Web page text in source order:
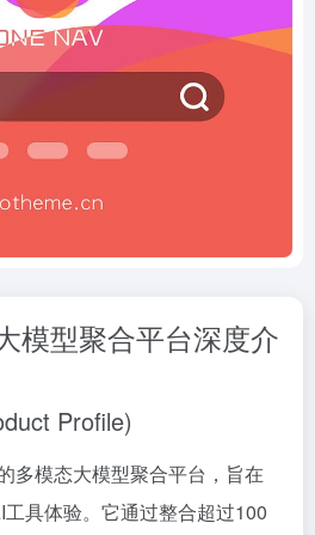
模型聚合平台深度介
Profile)
多模态大模型聚合平台，旨在
具体验。它通过整合超过100